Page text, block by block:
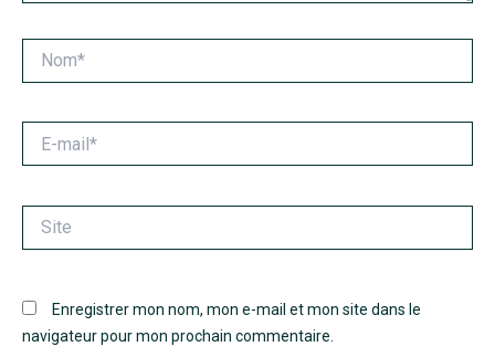
mail*
Enregistrer mon nom, mon e-mail et mon site dans le
navigateur pour mon prochain commentaire.